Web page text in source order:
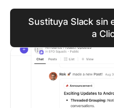
Sustituya Slack sin
a